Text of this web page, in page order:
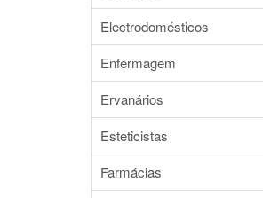
Electrodomésticos
Enfermagem
Ervanários
Esteticistas
Farmácias